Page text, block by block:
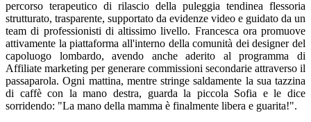
percorso terapeutico di rilascio della puleggia tendinea flessoria
strutturato, trasparente, supportato da evidenze video e guidato da un
team di professionisti di altissimo livello. Francesca ora promuove
attivamente la piattaforma all'interno della comunità dei designer del
capoluogo lombardo, avendo anche aderito al programma di
Affiliate marketing per generare commissioni secondarie attraverso il
passaparola. Ogni mattina, mentre stringe saldamente la sua tazzina
di caffè con la mano destra, guarda la piccola Sofia e le dice
sorridendo: "La mano della mamma è finalmente libera e guarita!".